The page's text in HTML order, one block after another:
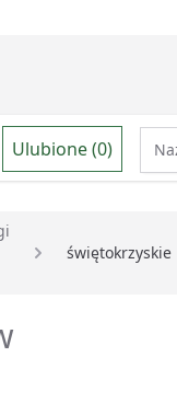
Ulubione (0)
świętokrzyskie